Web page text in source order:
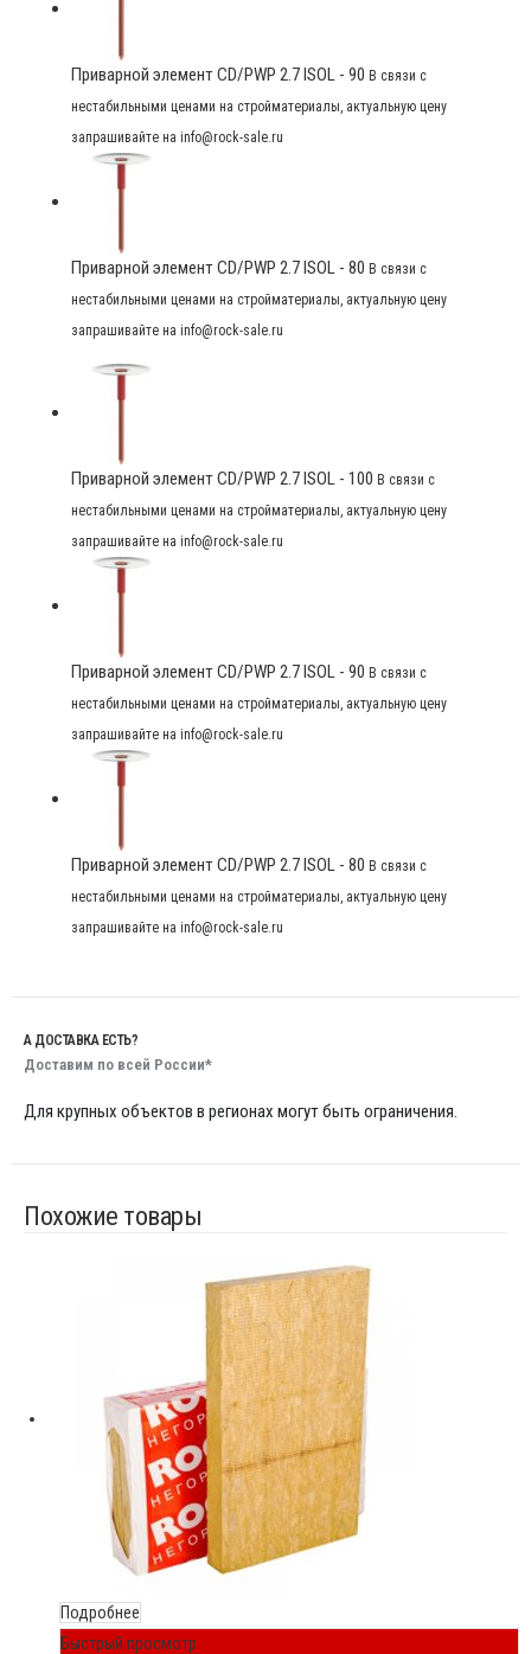
Приварной элемент CD/PWP 2.7 ISOL - 90 В связи с
нестабильными ценами на стройматериалы, актуальную цену
запрашивайте на info@rock-sale.ru
Приварной элемент CD/PWP 2.7 ISOL - 80 В связи с
нестабильными ценами на стройматериалы, актуальную цену
запрашивайте на info@rock-sale.ru
Приварной элемент CD/PWP 2.7 ISOL - 100 В связи с
нестабильными ценами на стройматериалы, актуальную цену
запрашивайте на info@rock-sale.ru
Приварной элемент CD/PWP 2.7 ISOL - 90 В связи с
нестабильными ценами на стройматериалы, актуальную цену
запрашивайте на info@rock-sale.ru
Приварной элемент CD/PWP 2.7 ISOL - 80 В связи с
нестабильными ценами на стройматериалы, актуальную цену
запрашивайте на info@rock-sale.ru
А ДОСТАВКА ЕСТЬ?
Доставим по всей России*
Для крупных объектов в регионах могут быть ограничения.
Похожие товары
Подробнее
Быстрый просмотр